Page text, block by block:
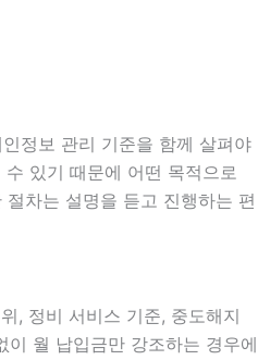
정보 관리 기준을 함께 살펴야
있기 때문에 어떤 목적으로
차는 설명을 듣고 진행하는 편
, 정비 서비스 기준, 중도해지
월 납입금만 강조하는 경우에